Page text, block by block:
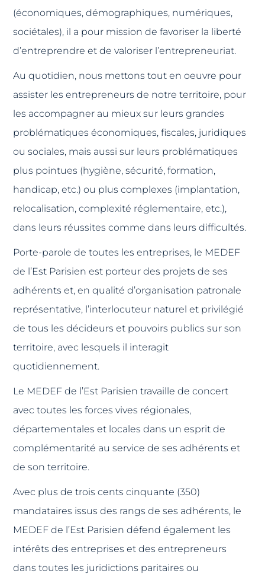
(économiques, démographiques, numériques,
sociétales), il a pour mission de favoriser la liberté
d’entreprendre et de valoriser l’entrepreneuriat.
Au quotidien, nous mettons tout en oeuvre pour
assister les entrepreneurs de notre territoire, pour
les accompagner au mieux sur leurs grandes
problématiques économiques, fiscales, juridiques
ou sociales, mais aussi sur leurs problématiques
plus pointues (hygiène, sécurité, formation,
handicap, etc.) ou plus complexes (implantation,
relocalisation, complexité réglementaire, etc.),
dans leurs réussites comme dans leurs difficultés.
Porte-parole de toutes les entreprises, le MEDEF
de l’Est Parisien est porteur des projets de ses
adhérents et, en qualité d’organisation patronale
représentative, l’interlocuteur naturel et privilégié
de tous les décideurs et pouvoirs publics sur son
territoire, avec lesquels il interagit
quotidiennement.
Le MEDEF de l’Est Parisien travaille de concert
avec toutes les forces vives régionales,
départementales et locales dans un esprit de
complémentarité au service de ses adhérents et
de son territoire.
Avec plus de trois cents cinquante (350)
mandataires issus des rangs de ses adhérents, le
MEDEF de l’Est Parisien défend également les
intérêts des entreprises et des entrepreneurs
dans toutes les juridictions paritaires ou